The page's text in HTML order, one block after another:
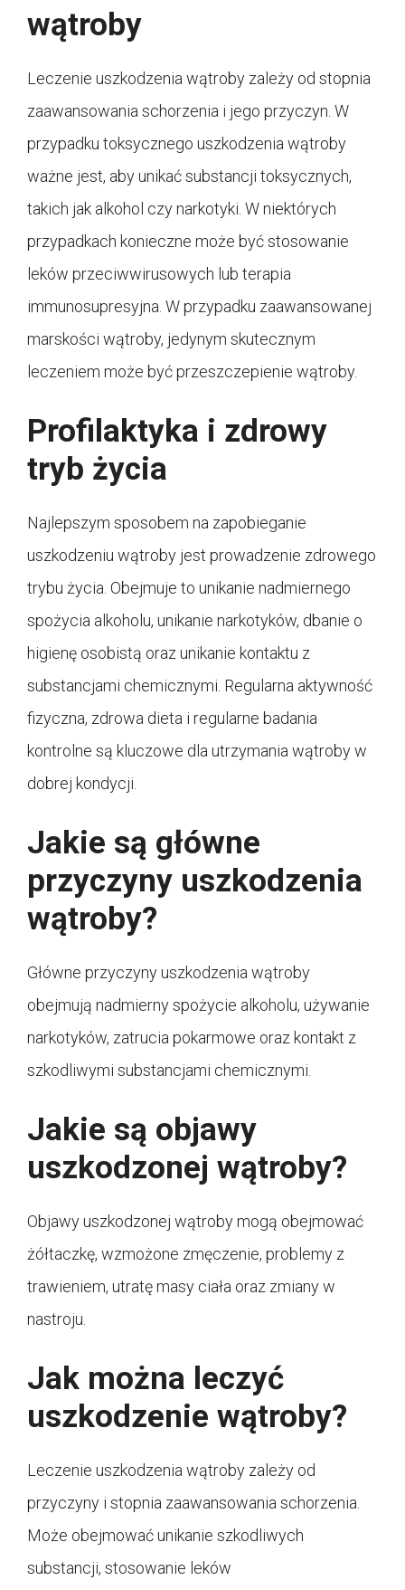
wątroby
Leczenie uszkodzenia wątroby zależy od stopnia
zaawansowania schorzenia i jego przyczyn. W
przypadku toksycznego uszkodzenia wątroby
ważne jest, aby unikać substancji toksycznych,
takich jak alkohol czy narkotyki. W niektórych
przypadkach konieczne może być stosowanie
leków przeciwwirusowych lub terapia
immunosupresyjna. W przypadku zaawansowanej
marskości wątroby, jedynym skutecznym
leczeniem może być przeszczepienie wątroby.
Profilaktyka i zdrowy
tryb życia
Najlepszym sposobem na zapobieganie
uszkodzeniu wątroby jest prowadzenie zdrowego
trybu życia. Obejmuje to unikanie nadmiernego
spożycia alkoholu, unikanie narkotyków, dbanie o
higienę osobistą oraz unikanie kontaktu z
substancjami chemicznymi. Regularna aktywność
fizyczna, zdrowa dieta i regularne badania
kontrolne są kluczowe dla utrzymania wątroby w
dobrej kondycji.
Jakie są główne
przyczyny uszkodzenia
wątroby?
Główne przyczyny uszkodzenia wątroby
obejmują nadmierny spożycie alkoholu, używanie
narkotyków, zatrucia pokarmowe oraz kontakt z
szkodliwymi substancjami chemicznymi.
Jakie są objawy
uszkodzonej wątroby?
Objawy uszkodzonej wątroby mogą obejmować
żółtaczkę, wzmożone zmęczenie, problemy z
trawieniem, utratę masy ciała oraz zmiany w
nastroju.
Jak można leczyć
uszkodzenie wątroby?
Leczenie uszkodzenia wątroby zależy od
przyczyny i stopnia zaawansowania schorzenia.
Może obejmować unikanie szkodliwych
substancji, stosowanie leków